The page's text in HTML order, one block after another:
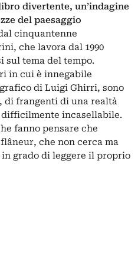
divertente, un’indagine
del paesaggio
cinquantenne
che lavora dal 1990
sul tema del tempo.
in cui è innegabile
di Luigi Ghirri, sono
di frangenti di una realtà
difficilmente incasellabile.
fanno pensare che
che non cerca ma
grado di leggere il proprio